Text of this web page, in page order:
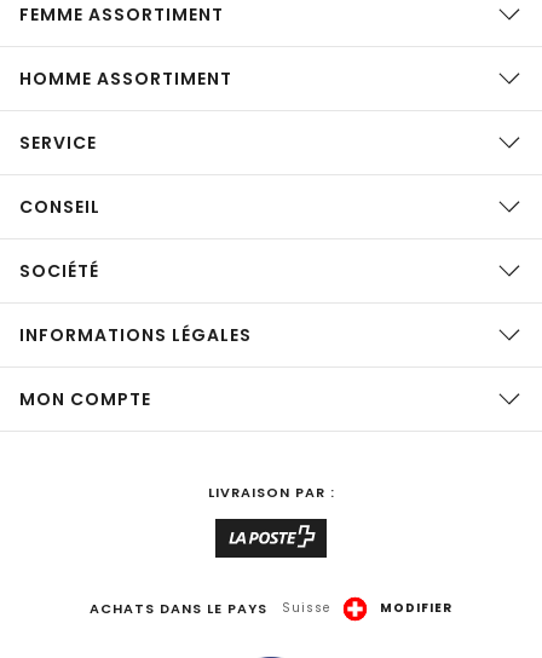
FEMME ASSORTIMENT
HOMME ASSORTIMENT
SERVICE
CONSEIL
SOCIÉTÉ
INFORMATIONS LÉGALES
MON COMPTE
LIVRAISON PAR :
ACHATS DANS LE PAYS Suisse MODIFIER